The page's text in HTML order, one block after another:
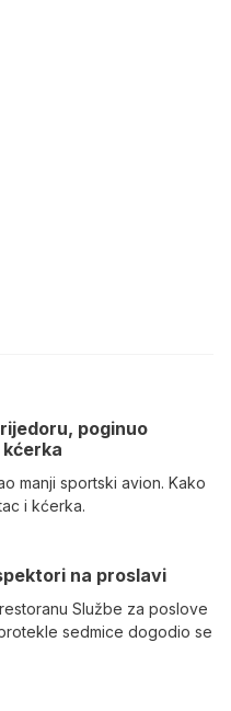
poginuo
manji sportski avion. Kako
i kćerka.
na proslavi
Službe za poslove
sedmice dogodio se